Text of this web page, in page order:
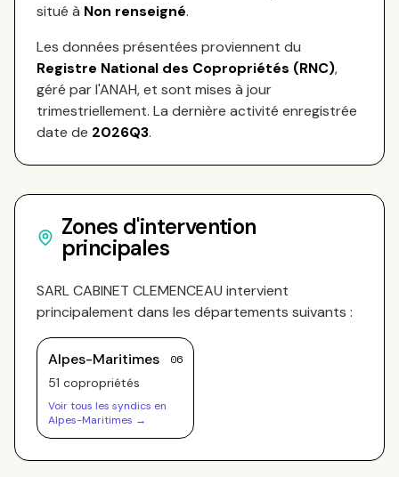
situé à Non renseigné.
Les données présentées proviennent du
Registre National des Copropriétés (RNC),
géré par l'ANAH, et sont mises à jour
trimestriellement. La dernière activité enregistrée
date de 2026Q3.
Zones d'intervention
principales
SARL CABINET CLEMENCEAU intervient
principalement dans les départements suivants :
Alpes-Maritimes 06
51 copropriétés
Voir tous les syndics en
Alpes-Maritimes →